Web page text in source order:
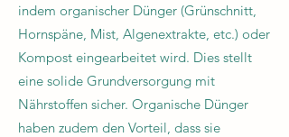
indem organischer Dünger (Grünschnitt,
Hornspäne, Mist, Algenextrakte, etc.) oder
Kompost eingearbeitet wird. Dies stellt
eine solide Grundversorgung mit
Nährstoffen sicher. Organische Dünger
haben zudem den Vorteil, dass sie